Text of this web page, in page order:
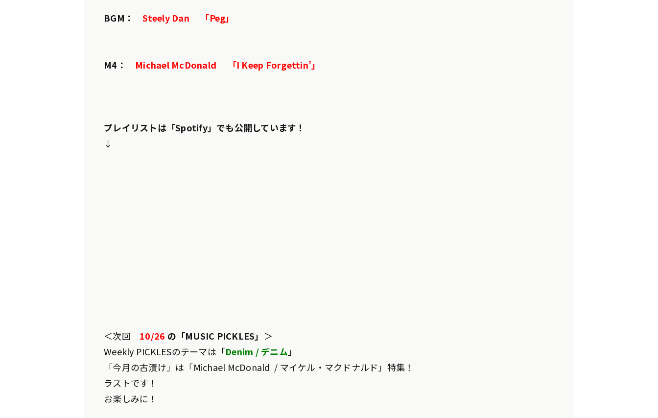
BGM：Steely Dan 「Peg」
M4： Michael McDonald 「I Keep Forgettin’」
プレイリストは「Spotify」でも公開しています！
↓
＜次回 10/26 の「MUSIC PICKLES」 ＞
Weekly PICKLESのテーマは「Denim / デニム 」
「今月の古漬け」は「Michael McDonald / マイケル・マクドナルド」特集 ！
ラストです！
お楽しみに！